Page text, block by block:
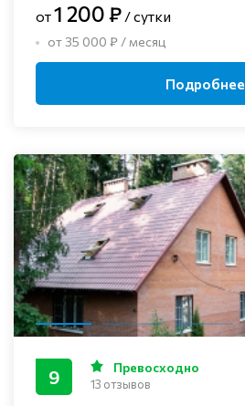
от1 200 ₽ / сутки
от 35 000 ₽ / месяц
Подробнее
9 Превосходно
13 отзывов